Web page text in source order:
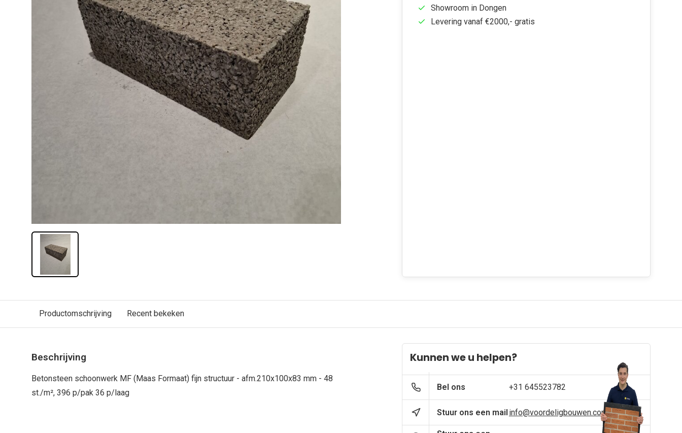
Showroom in Dongen
Levering vanaf €2000,- gratis
Productomschrijving Recent bekeken
Beschrijving
Betonsteen schoonwerk MF (Maas Formaat) fijn structuur - afm.210x100x83 mm - 48
st./m², 396 p/pak 36 p/laag
Kunnen we u helpen?
Bel ons +31 645523782
Stuur ons een mail info@voordeligbouwen.com